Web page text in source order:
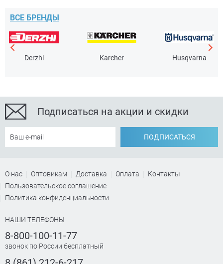
ВСЕ БРЕНДЫ
Derzhi Karcher Husqvarna
Подписаться на акции и скидки
ПОДПИСАТЬСЯ
О нас Оптовикам Доставка Оплата
Контакты
Пользовательское соглашение
Политика конфиденциальности
НАШИ ТЕЛЕФОНЫ
8-800-100-11-77
звонок по России бесплатный